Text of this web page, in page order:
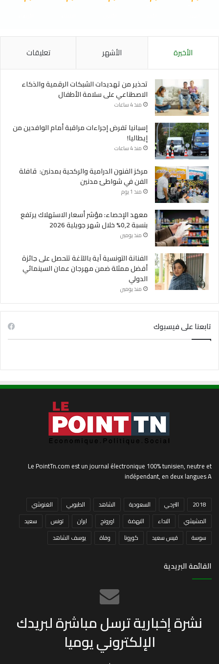
الأخيرة الأشهر تعليقات
تحذير من تهديدات الشبكات الرقمية والذكاء
الاصطناعي على سلامة الأطفال
منذ 4 ساعات
إسبانيا تفرض إجراءات مراقبة أمام الوافدين من
إيطاليا!
منذ 4 ساعات
مركز الفنون الدرامية والركحية بمدنين: قافلة
الفن في شواطئ مدنين
منذ 1 يوم
معهد الإحصاء: مؤشر أسعار الاستهلاك يرتفع
بنسبة 0,2% خلال شهر جويلية 2026
منذ يومين
الفنانة التونسية آية باللآغة تتحصل على جائزة
أفضل ممثلة ضمن مهرجان عمان السينمائي
الدولي
منذ يومين
تابعنا على فيسبوك
Le PointTn.com est un journal électronique 100% tunisien, neutre et
indépendant, en deux langues A
2018 الترجي السعودية الشاهد الطبوبي
الغنوشي
المشيشي
النداء النهضة اورونج ايران تونس
سعيد
سوسة
قيس سعيد كورونا وفاة يوسف الشاهد
القائمة البريدية
نشرة إخبارية ترسل مباشرة لبريدك
الإلكتروني يوميا
.